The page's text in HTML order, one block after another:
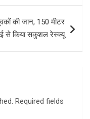
की जान, 150 मीटर
से किया सकुशल रेस्क्यू
Required fields